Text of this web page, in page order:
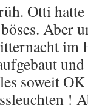
Otti
Aber
im
soweit
!